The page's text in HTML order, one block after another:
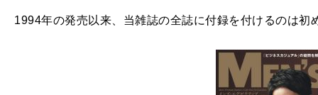
1994年の発売以来、当雑誌の全誌に付録を付けるのは